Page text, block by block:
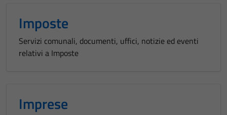
Imposte
Servizi comunali, documenti, uffici, notizie ed eventi
relativi a Imposte
Imprese